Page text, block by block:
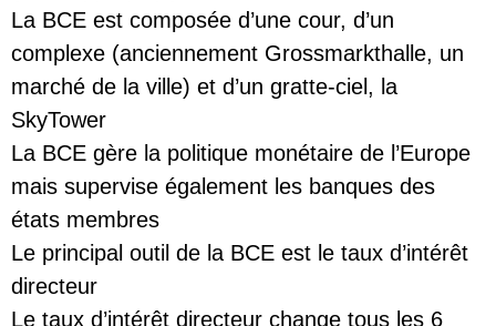
La BCE est composée d’une cour, d’un
complexe (anciennement Grossmarkthalle, un
marché de la ville) et d’un gratte-ciel, la
SkyTower
La BCE gère la politique monétaire de l’Europe
mais supervise également les banques des
états membres
Le principal outil de la BCE est le taux d’intérêt
directeur
Le taux d’intérêt directeur change tous les 6